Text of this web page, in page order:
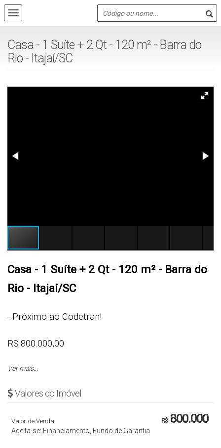
Casa - 1 Suíte + 2 Qt - 120 m² - Barra do
Rio - Itajaí/SC
Casa - 1 Suíte + 2 Qt - 120 m² - Barra do
Rio - Itajaí/SC
- Próximo ao Codetran!
R$ 800.000,00
Cód.: 3419
CASA
- 1 Suíte + 1 Quarto
Ver mais...
Valores do Imóvel
R$800.000
Valor de Venda
Aceita-se: Financiamento, Fundo de Garantia